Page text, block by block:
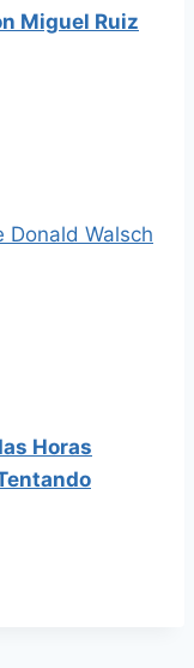
Miguel Ruiz
Donald Walsch
Horas